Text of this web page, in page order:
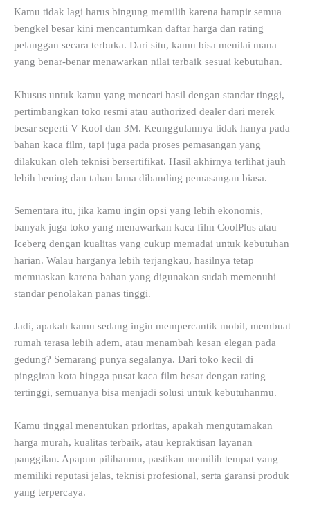
Kamu tidak lagi harus bingung memilih karena hampir semua
bengkel besar kini mencantumkan daftar harga dan rating
pelanggan secara terbuka. Dari situ, kamu bisa menilai mana
yang benar-benar menawarkan nilai terbaik sesuai kebutuhan.
Khusus untuk kamu yang mencari hasil dengan standar tinggi,
pertimbangkan toko resmi atau authorized dealer dari merek
besar seperti V Kool dan 3M. Keunggulannya tidak hanya pada
bahan kaca film, tapi juga pada proses pemasangan yang
dilakukan oleh teknisi bersertifikat. Hasil akhirnya terlihat jauh
lebih bening dan tahan lama dibanding pemasangan biasa.
Sementara itu, jika kamu ingin opsi yang lebih ekonomis,
banyak juga toko yang menawarkan kaca film CoolPlus atau
Iceberg dengan kualitas yang cukup memadai untuk kebutuhan
harian. Walau harganya lebih terjangkau, hasilnya tetap
memuaskan karena bahan yang digunakan sudah memenuhi
standar penolakan panas tinggi.
Jadi, apakah kamu sedang ingin mempercantik mobil, membuat
rumah terasa lebih adem, atau menambah kesan elegan pada
gedung? Semarang punya segalanya. Dari toko kecil di
pinggiran kota hingga pusat kaca film besar dengan rating
tertinggi, semuanya bisa menjadi solusi untuk kebutuhanmu.
Kamu tinggal menentukan prioritas, apakah mengutamakan
harga murah, kualitas terbaik, atau kepraktisan layanan
panggilan. Apapun pilihanmu, pastikan memilih tempat yang
memiliki reputasi jelas, teknisi profesional, serta garansi produk
yang terpercaya.